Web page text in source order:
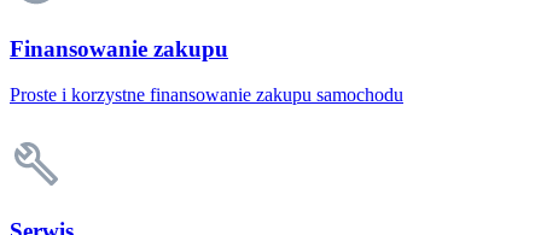
Finansowanie zakupu
Proste i korzystne finansowanie zakupu samochodu